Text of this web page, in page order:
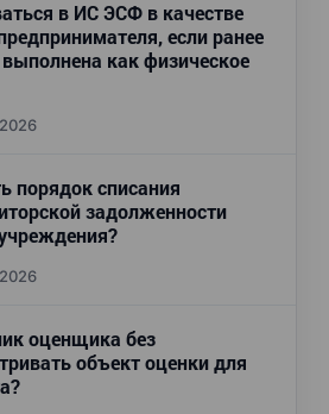
в ИС ЭСФ в качестве
если ранее
как физическое
порядок списания
задолженности
оценщика без
объект оценки для